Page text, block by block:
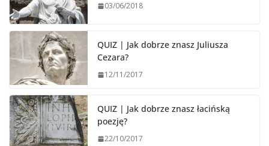
03/06/2018
QUIZ | Jak dobrze znasz Juliusza
Cezara?
12/11/2017
QUIZ | Jak dobrze znasz łacińską
poezję?
22/10/2017